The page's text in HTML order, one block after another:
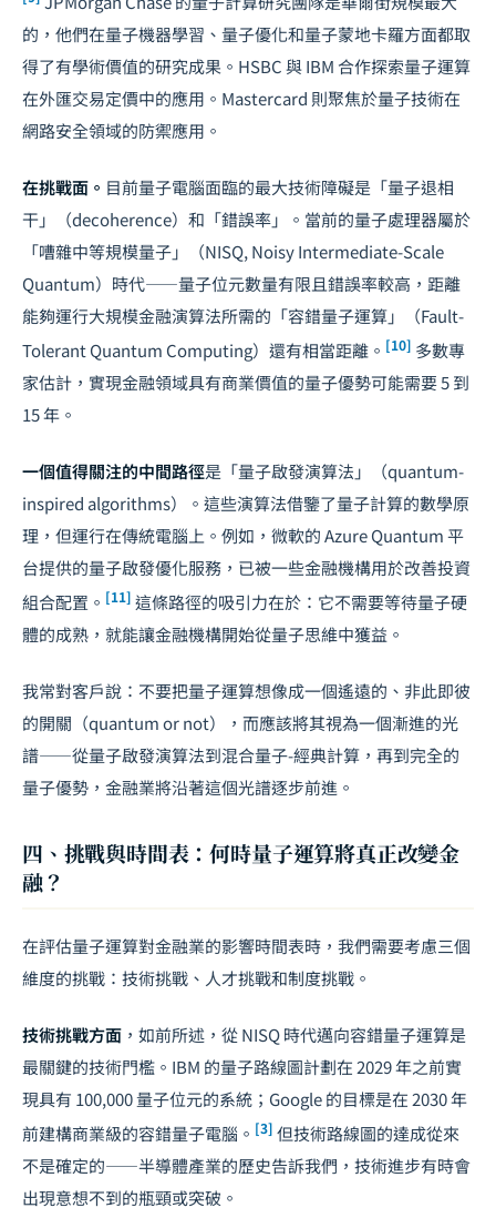
的，他們在量子機器學習、量子優化和量子蒙地卡羅方面都取
得了有學術價值的研究成果。HSBC 與 IBM 合作探索量子運算
在外匯交易定價中的應用。Mastercard 則聚焦於量子技術在
網路安全領域的防禦應用。
在挑戰面。 目前量子電腦面臨的最大技術障礙是「量子退相
干」（decoherence）和「錯誤率」。當前的量子處理器屬於
「嘈雜中等規模量子」（NISQ, Noisy Intermediate-Scale
Quantum）時代——量子位元數量有限且錯誤率較高，距離
能夠運行大規模金融演算法所需的「容錯量子運算」（Fault-
Tolerant Quantum Computing）還有相當距離。 [10] 多數專
家估計，實現金融領域具有商業價值的量子優勢可能需要 5 到
15 年。
一個值得關注的中間路徑是「量子啟發演算法」（quantum-
inspired algorithms）。這些演算法借鑒了量子計算的數學原
理，但運行在傳統電腦上。例如，微軟的 Azure Quantum 平
台提供的量子啟發優化服務，已被一些金融機構用於改善投資
組合配置。 [11] 這條路徑的吸引力在於：它不需要等待量子硬
體的成熟，就能讓金融機構開始從量子思維中獲益。
我常對客戶說：不要把量子運算想像成一個遙遠的、非此即彼
的開關（quantum or not），而應該將其視為一個漸進的光
譜——從量子啟發演算法到混合量子-經典計算，再到完全的
量子優勢，金融業將沿著這個光譜逐步前進。
四、挑戰與時間表：何時量子運算將真正改變金
融？
在評估量子運算對金融業的影響時間表時，我們需要考慮三個
維度的挑戰：技術挑戰、人才挑戰和制度挑戰。
技術挑戰方面 ，如前所述，從 NISQ 時代邁向容錯量子運算是
最關鍵的技術門檻。IBM 的量子路線圖計劃在 2029 年之前實
現具有 100,000 量子位元的系統；Google 的目標是在 2030 年
前建構商業級的容錯量子電腦。 [3] 但技術路線圖的達成從來
不是確定的——半導體產業的歷史告訴我們，技術進步有時會
出現意想不到的瓶頸或突破。